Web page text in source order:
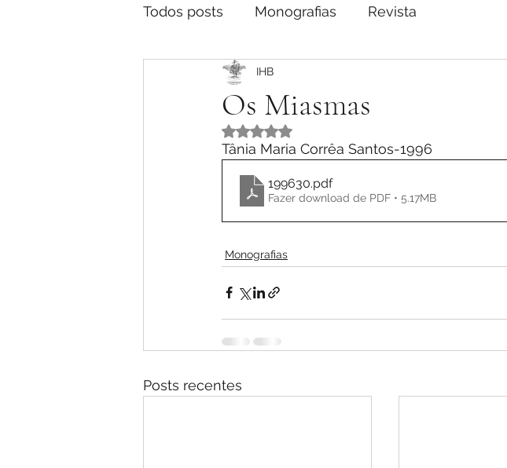
Todos posts Monografias Revista
Os Miasmas
IHB
Avaliado com NaN de 5 estrelas.
Tânia Maria Corrêa Santos-1996
199630.pdf
Fazer download de PDF • 5.17MB
Monografias
Posts recentes